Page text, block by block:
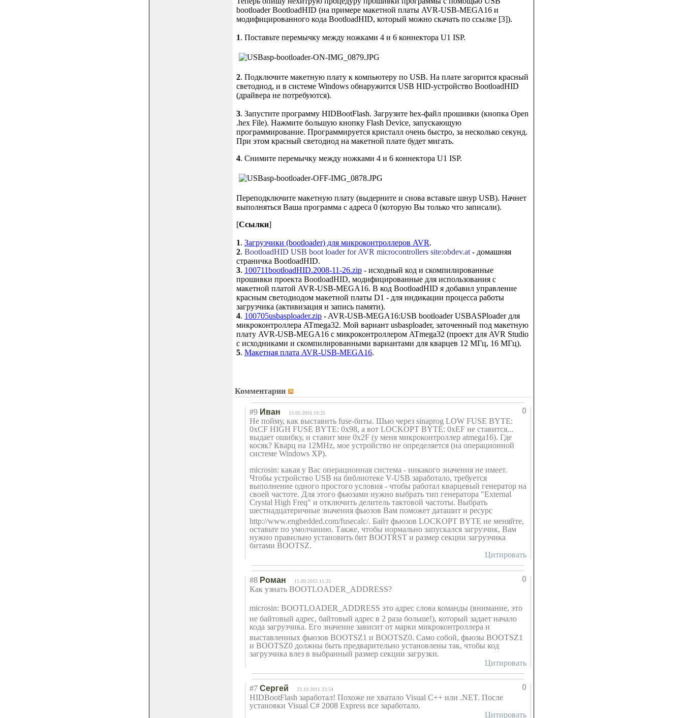
bootloader BootloadHID (на примере макетной платы AVR-USB-MEGA16 и
модифицированного кода BootloadHID, который можно скачать по ссылке [3]).
1. Поставьте перемычку между ножками 4 и 6 коннектора U1 ISP.
2. Подключите макетную плату к компьютеру по USB. На плате загорится красный
светодиод, и в системе Windows обнаружится USB HID-устройство BootloadHID
(драйвера не потребуются).
3. Запустите программу HIDBootFlash. Загрузите hex-файл прошивки (кнопка Open
.hex File). Нажмите большую кнопку Flash Device, запускающую
программирование. Программируется кристалл очень быстро, за несколько секунд.
При этом красный светодиод на макетной плате будет мигать.
4. Снимите перемычку между ножками 4 и 6 коннектора U1 ISP.
Переподключите макетную плату (выдерните и снова вставьте шнур USB). Начнет
выполняться Ваша программа с адреса 0 (которую Вы только что записали).
[Ссылки]
1. Загрузчики (bootloader) для микроконтроллеров AVR.
2. BootloadHID USB boot loader for AVR microcontrollers site:obdev.at - домашняя
страничка BootloadHID.
3. 100711bootloadHID.2008-11-26.zip - исходный код и скомпилированные
прошивки проекта BootloadHID, модифицированные для использования с
макетной платой AVR-USB-MEGA16. В код BootloadHID я добавил управление
красным светодиодом макетной платы D1 - для индикации процесса работы
загрузчика (активизация и запись памяти).
4. 100705usbasploader.zip - AVR-USB-MEGA16:USB bootloader USBASPloader для
микроконтроллера ATmega32. Мой вариант usbasploader, заточенный под макетную
плату AVR-USB-MEGA16 с микроконтроллером ATmega32 (проект для AVR Studio
с исходниками и скомпилированными вариантами для кварцев 12 МГц, 16 МГц).
5. Макетная плата AVR-USB-MEGA16.
Комментарии
0
#9 Иван 13.05.2016 19:25
Не пойму, как выставить fuse-биты. Шью через sinaprog LOW FUSE BYTE:
0xCF HIGH FUSE BYTE: 0x98, а вот LOCKOPT BYTE: 0xEF не ставится...
выдает ошибку, и ставит мне 0x2F (у меня микроконтроллер atmega16). Где
косяк? Кварц на 12MHz, мое устройство не определяется (на операционной
системе Windows XP).
microsin: какая у Вас операционная система - никакого значения не имеет.
Чтобы устройство USB на библиотеке V-USB заработало, требуется
выполнение одного простого условия - чтобы работал кварцевый генератор на
своей частоте. Для этого фьюзами нужно выбрать тип генератора "External
Crystal High Freq" и отключить делитель тактовой частоты. Выбрать
шестнадцатеричные значения фьюзов Вам поможет даташит и ресурс
http://www.engbedded.com/fusecalc/. Байт фьюзов LOCKOPT BYTE не меняйте,
оставьте по умолчанию. Также, чтобы нормально запускался загрузчик, Вам
нужно правильно установить бит BOOTRST и размер секции загрузчика
битами BOOTSZ.
Цитировать
0
#8 Роман 11.09.2015 11:25
Как узнать BOOTLOADER_ADDRESS?
microsin: BOOTLOADER_ADDRESS это адрес слова команды (внимание, это
не байтовый адрес, байтовый адрес в 2 раза больше!), который задает начало
кода загрузчика. Его значение зависит от марки микроконтроллера и
выставленных фьюзов BOOTSZ1 и BOOTSZ0. Само собой, фьюзы BOOTSZ1
и BOOTSZ0 должны быть предварительно установлены так, чтобы код
загрузчика влез в выбранный размер секции загрузки.
Цитировать
0
#7 Сергей 23.10.2011 23:54
HIDBootFlash заработал! Похоже не хватало Visual C++ или .NET. После
установки Visual C# 2008 Express все заработало.
Цитировать